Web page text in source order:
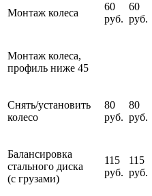
Монтаж колеса
60
руб.
60
руб.
Монтаж колеса,
профиль ниже 45
Снять/установить
колесо
80
руб.
80
руб.
Балансировка
стального диска
(с грузами)
115
руб.
115
руб.